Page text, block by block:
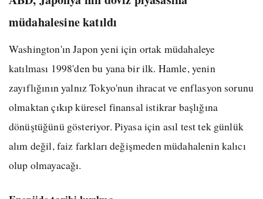
müdahalesine katıldı
Washington'ın Japon yeni için ortak müdahaleye
katılması 1998'den bu yana bir ilk. Hamle, yenin
zayıflığının yalnız Tokyo'nun ihracat ve enflasyon sorunu
olmaktan çıkıp küresel finansal istikrar başlığına
dönüştüğünü gösteriyor. Piyasa için asıl test tek günlük
alım değil, faiz farkları değişmeden müdahalenin kalıcı
olup olmayacağı.